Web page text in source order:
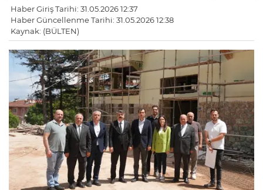
Haber Giriş Tarihi: 31.05.2026 12:37
Haber Güncellenme Tarihi: 31.05.2026 12:38
Kaynak: (BÜLTEN)